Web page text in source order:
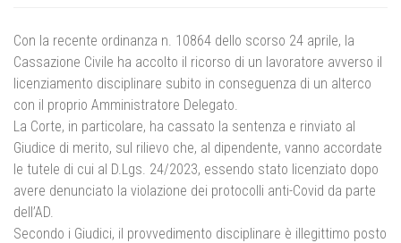
Con la recente ordinanza n. 10864 dello scorso 24 aprile, la
Cassazione Civile ha accolto il ricorso di un lavoratore avverso il
licenziamento disciplinare subito in conseguenza di un alterco
con il proprio Amministratore Delegato.
La Corte, in particolare, ha cassato la sentenza e rinviato al
Giudice di merito, sul rilievo che, al dipendente, vanno accordate
le tutele di cui al D.Lgs. 24/2023, essendo stato licenziato dopo
avere denunciato la violazione dei protocolli anti-Covid da parte
dell’AD.
Secondo i Giudici, il provvedimento disciplinare è illegittimo posto